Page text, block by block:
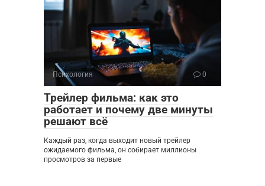
Психология 0
Трейлер фильма: как это
работает и почему две минуты
решают всё
Каждый раз, когда выходит новый трейлер
ожидаемого фильма, он собирает миллионы
просмотров за первые